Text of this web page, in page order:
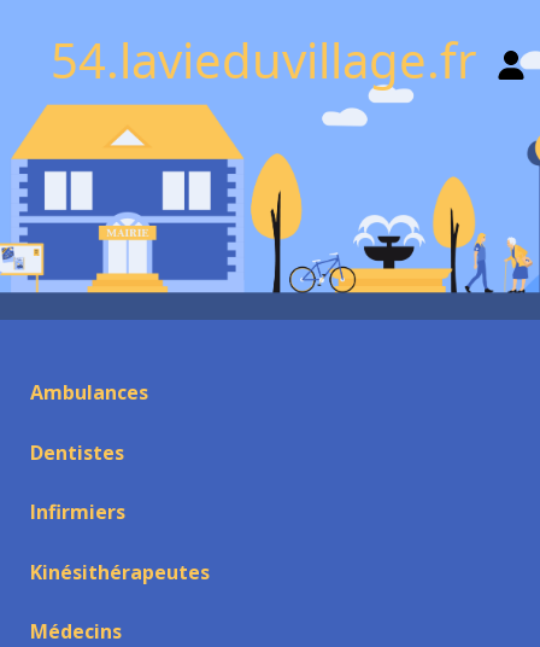
54.lavieduvillage.fr
Ambulances
Dentistes
Infirmiers
Kinésithérapeutes
Médecins